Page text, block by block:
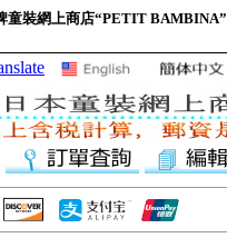
童裝網上商店“PETIT BAMBINA”